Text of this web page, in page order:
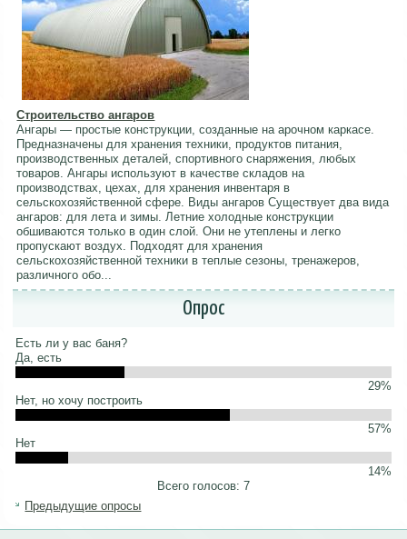
Строительство ангаров
Ангары — простые конструкции, созданные на арочном каркасе.
Предназначены для хранения техники, продуктов питания,
производственных деталей, спортивного снаряжения, любых
товаров. Ангары используют в качестве складов на
производствах, цехах, для хранения инвентаря в
сельскохозяйственной сфере. Виды ангаров Существует два вида
ангаров: для лета и зимы. Летние холодные конструкции
обшиваются только в один слой. Они не утеплены и легко
пропускают воздух. Подходят для хранения
сельскохозяйственной техники в теплые сезоны, тренажеров,
различного обо...
Опрос
Есть ли у вас баня?
Да, есть
29%
Нет, но хочу построить
57%
Нет
14%
Всего голосов: 7
Предыдущие опросы